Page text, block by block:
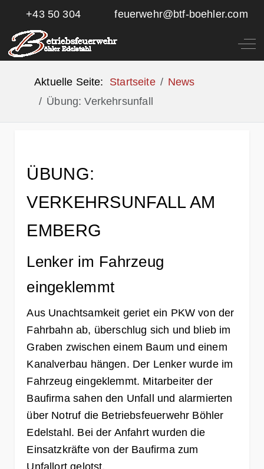
+43 50 304 feuerwehr@btf-boehler.com
Aktuelle Seite: Startseite
News
Übung: Verkehrsunfall
ÜBUNG:
VERKEHRSUNFALL AM
EMBERG
Lenker im Fahrzeug
eingeklemmt
Aus Unachtsamkeit geriet ein PKW von der
Fahrbahn ab, überschlug sich und blieb im
Graben zwischen einem Baum und einem
Kanalverbau hängen. Der Lenker wurde im
Fahrzeug eingeklemmt. Mitarbeiter der
Baufirma sahen den Unfall und alarmierten
über Notruf die Betriebsfeuerwehr Böhler
Edelstahl. Bei der Anfahrt wurden die
Einsatzkräfte von der Baufirma zum